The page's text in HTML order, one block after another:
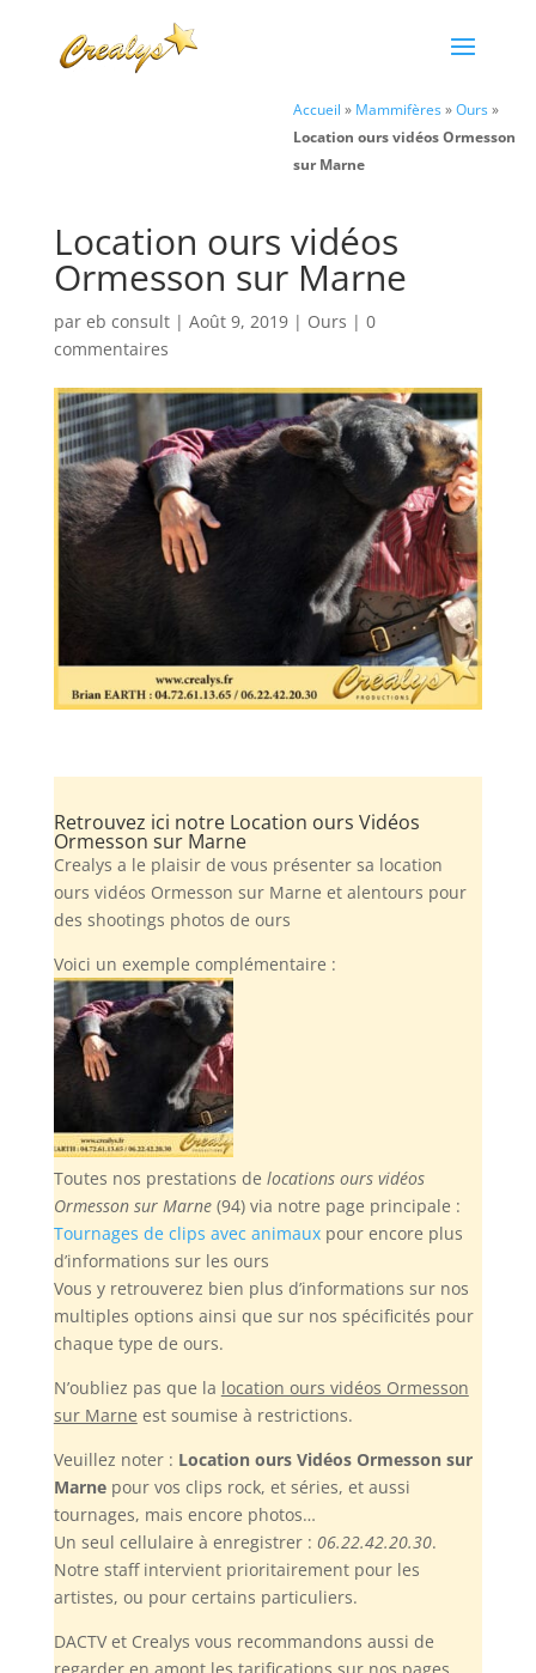
Accueil » Mammifères»Ours»
Location ours vidéos Ormesson
sur Marne
Location ours vidéos
Ormesson sur Marne
par eb consult| Août 9, 2019| Ours | 0
commentaires
Retrouvez ici notre Location ours Vidéos
Ormesson sur Marne
Crealys a le plaisir de vous présenter sa location
ours vidéos Ormesson sur Marne et alentours pour
des shootings photos de ours
Voici un exemple complémentaire :
Toutes nos prestations de locations ours vidéos
Ormesson sur Marne(94) via notre page principale :
Tournages de clips avec animauxpour encore plus
d’informations sur les ours
Vous y retrouverez bien plus d’informations sur nos
multiples options ainsi que sur nos spécificités pour
chaque type de ours.
N’oubliez pas que la location ours vidéos Ormesson
sur Marne est soumise à restrictions.
Veuillez noter : Location ours Vidéos Ormesson sur
Marnepour vos clips rock, et séries, et aussi
tournages, mais encore photos…
Un seul cellulaire à enregistrer : 06.22.42.20.30.
Notre staff intervient prioritairement pour les
artistes, ou pour certains particuliers.
DACTV et Crealys vous recommandons aussi de